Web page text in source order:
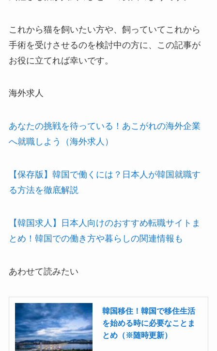
これから猫を飼いたい方や、飼っていてこれから
手術を受けさせるのを検討中の方に、この記事が
お役に立てれば幸いです。
海外求人
あなたの挑戦を待っている！あこがれの海外企業
へ就職しよう（海外求人）
【保存版】韓国で働くには？日本人が韓国就職す
る方法を徹底解説
【韓国求人】日本人向けのおすすめ転職サイトま
とめ！韓国での働き方や暮らしの関連情報も
あわせて読みたい
韓国移住！韓国で移住生活
を始める時に必要なことま
とめ（※随時更新）